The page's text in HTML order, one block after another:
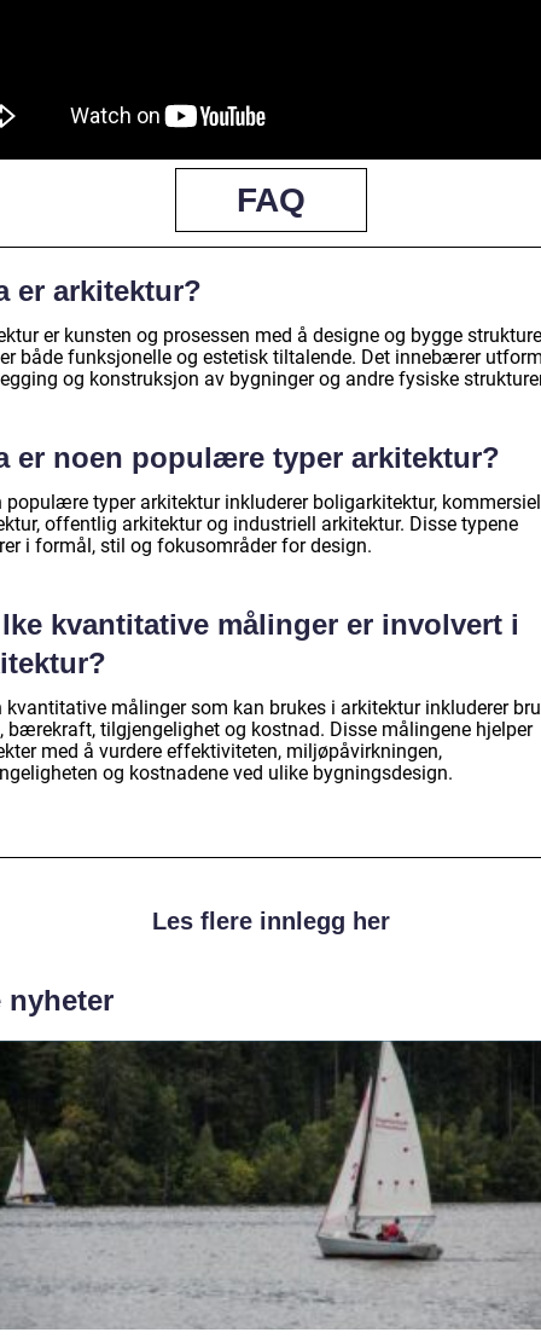
FAQ
er arkitektur?
er kunsten og prosessen med å designe og bygge
både funksjonelle og estetisk tiltalende. Det innebærer
og konstruksjon av bygninger og andre fysiske
er noen populære typer arkitektur?
populære typer arkitektur inkluderer boligarkitektur,
offentlig arkitektur og industriell arkitektur. Disse typene
i formål, stil og fokusområder for design.
kvantitative målinger er involvert i
kvantitative målinger som kan brukes i arkitektur inkluderer
bærekraft, tilgjengelighet og kostnad. Disse målingene hjelper
med å vurdere effektiviteten, miljøpåvirkningen,
og kostnadene ved ulike bygningsdesign.
Les flere innlegg her
nyheter